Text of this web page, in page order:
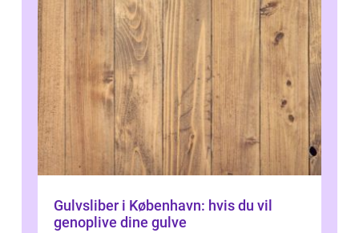
Gulvsliber i København: hvis du vil
genoplive dine gulve